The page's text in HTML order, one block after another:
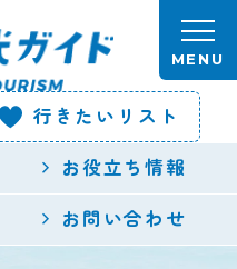
ン島
ガイ
鹿児
行きたいリスト
お役立ち情報
お問い合わせ
MENU